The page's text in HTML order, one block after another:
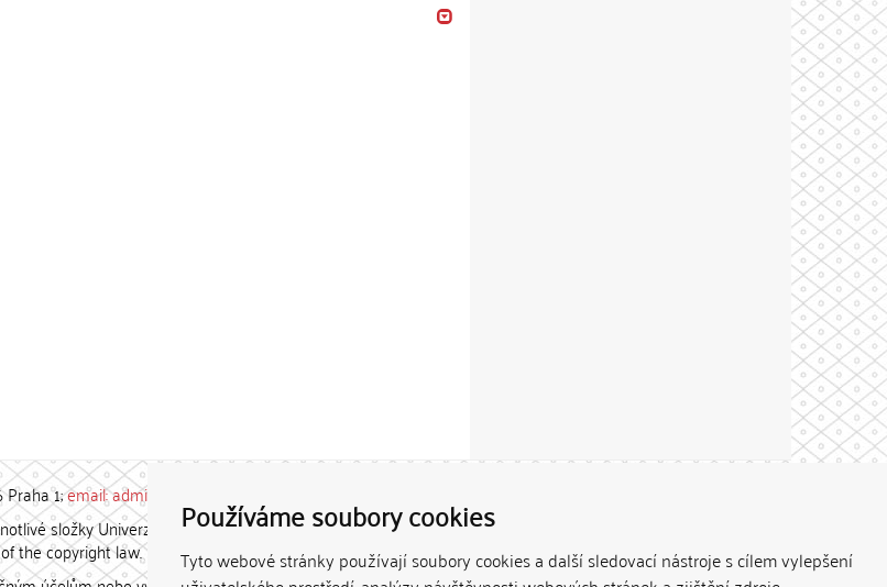
Používáme soubory cookies
Tyto webové stránky používají soubory cookies a další sledovací nástroje s cílem vylepšení
Praha 1;email: admin-repozitar [at] cuni.cz
složky Univerzity Karlovy. / Each constituent
the copyright law.